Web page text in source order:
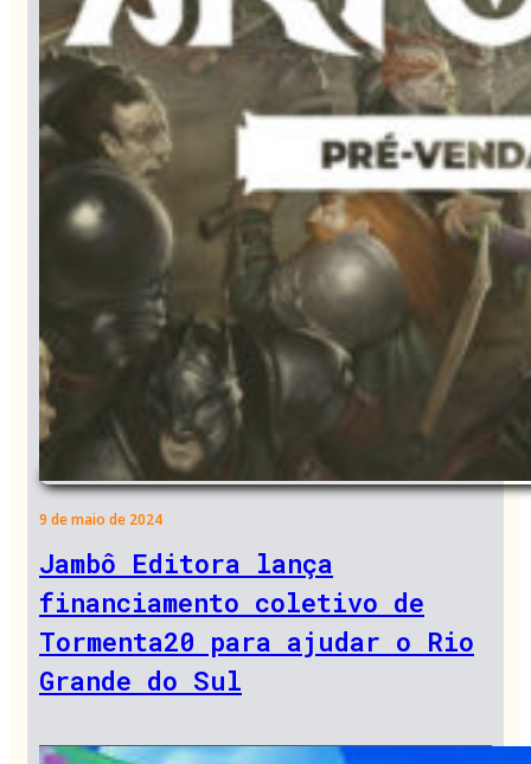
9 de maio de 2024
Jambô Editora lança
financiamento coletivo de
Tormenta20 para ajudar o Rio
Grande do Sul